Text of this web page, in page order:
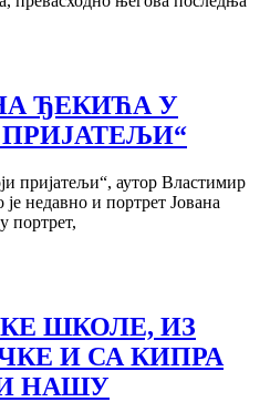
ЂЕКИЋА У
аутор Властимир
недавно и портрет Јована
портрет,
ШКОЛЕ, ИЗ
И СА КИПРА
НАШУ